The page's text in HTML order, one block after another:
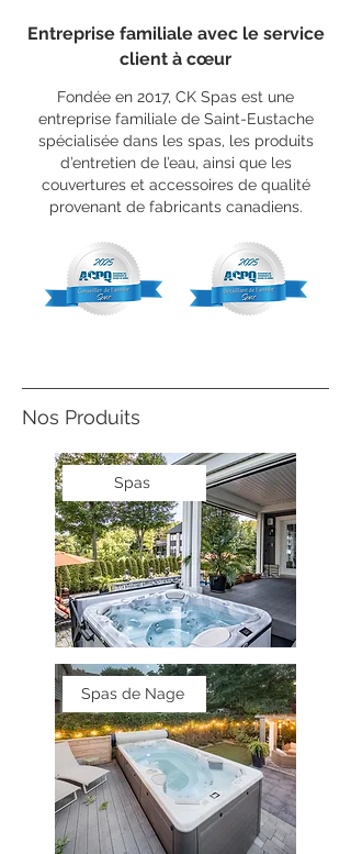
Entreprise familiale avec le service
client à cœur
Fondée en 2017, CK Spas est une
entreprise familiale de Saint-Eustache
spécialisée dans les spas, les produits
d’entretien de l’eau, ainsi que les
couvertures et accessoires de qualité
provenant de fabricants canadiens.
Nos Produits
Spas
Spas de Nage